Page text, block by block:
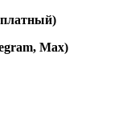
Max)